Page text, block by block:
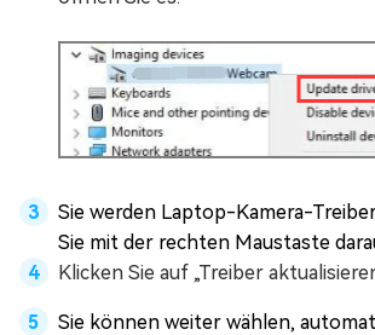
Sie werden Laptop-Kamera-
Sie mit der rechten Maustaste
Klicken Sie auf „Treiber
Sie können weiter wählen,